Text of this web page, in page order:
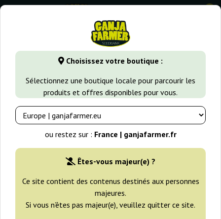
Choisissez votre boutique :
Sélectionnez une boutique locale pour parcourir les
produits et offres disponibles pour vous.
ou restez sur : France | ganjafarmer.fr
Êtes-vous majeur(e) ?
Ce site contient des contenus destinés aux personnes
majeures.
Si vous n’êtes pas majeur(e), veuillez quitter ce site.
0
GanjaFarmer.fr Variétés de Cannabis Kush Mendocino
Seeds